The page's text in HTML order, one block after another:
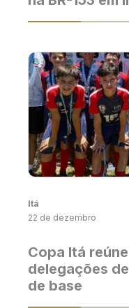
Itá
22 de dezembro
Copa Itá
delegações
de base